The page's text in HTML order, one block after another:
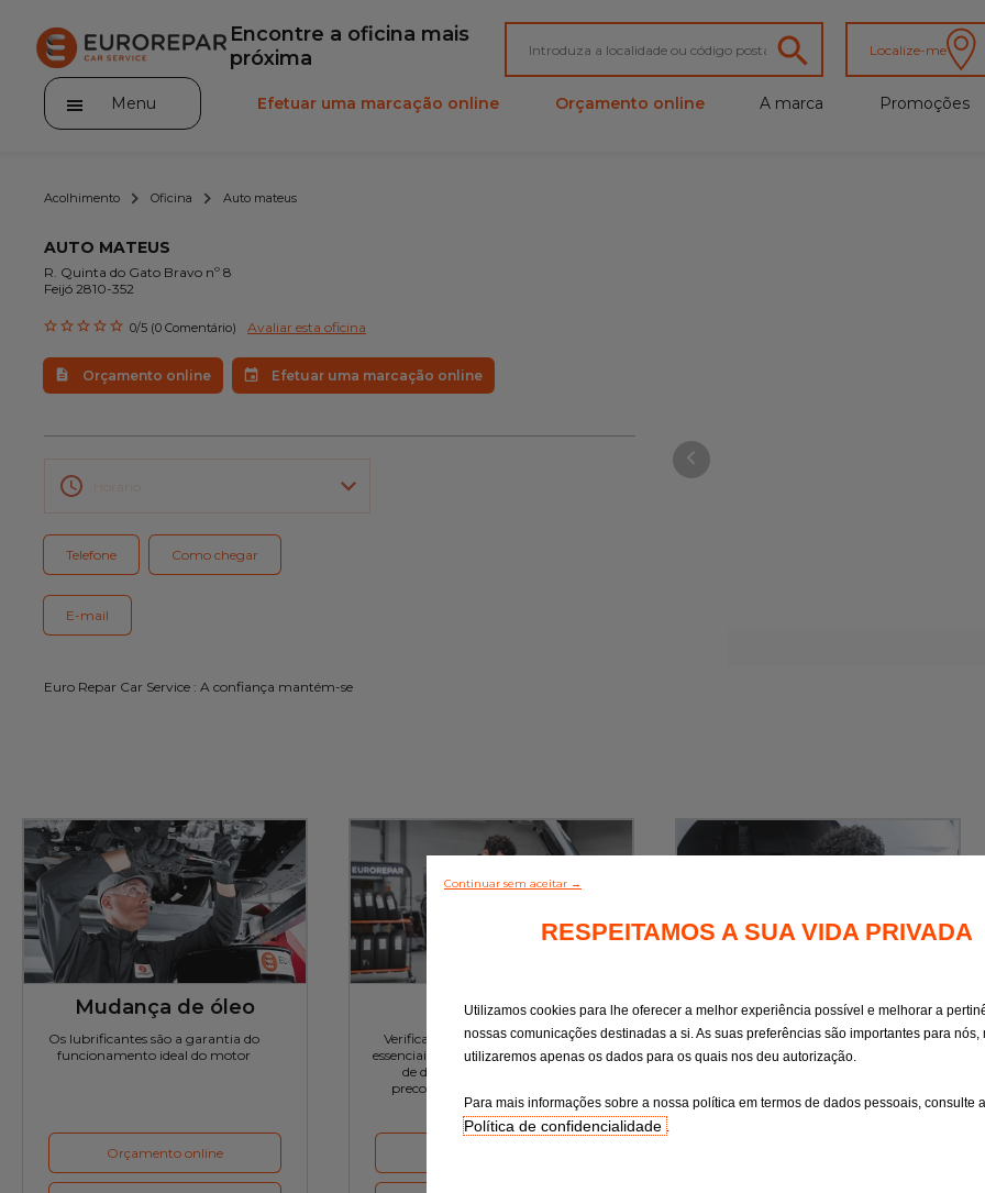
Encontre a oficina mais
próxima
Localize-me
Menu
A marca
Promoções
Noticias
Serviços
Gama Eurorepar
Efetuar uma marcação online Orçamento online A marca Promoções
Acolhimento Oficina Auto mateus
AUTO MATEUS
R. Quinta do Gato Bravo nº 8
Feijó 2810-352
0/5 (0 Comentário) Avaliar esta oficina
Orçamento online Efetuar uma marcação online
Telefone Como chegar
E-mail
Euro Repar Car Service : A confiança mantém-se
Mudança de óleo
Os lubrificantes são a garantia do
funcionamento ideal do motor
Orçamento online
Revisão
Verificação rigorosa dos pontos
essenciais e a substituição de peças
de desgaste consoante as
preconizações do fabricante.
Travagem
Uma travagem eficaz para um
perfeito domínio da sua viatura
Continuar sem aceitar →
RESPEITAMOS A SUA VIDA PRIVADA
Utilizamos cookies para lhe oferecer a melhor experiência possível e melhorar a
nossas comunicações destinadas a si. As suas preferências são importantes para nós,
utilizaremos apenas os dados para os quais nos deu autorização.
Para mais informações sobre a nossa política em termos de dados pessoais, consulte
Política de confidencialidade .